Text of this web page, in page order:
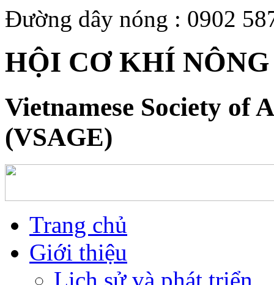
Đường dây nóng : 0902
HỘI CƠ KHÍ
Vietnamese Society of
(VSAGE)
Trang chủ
Giới thiệu
Lịch sử và phát triển